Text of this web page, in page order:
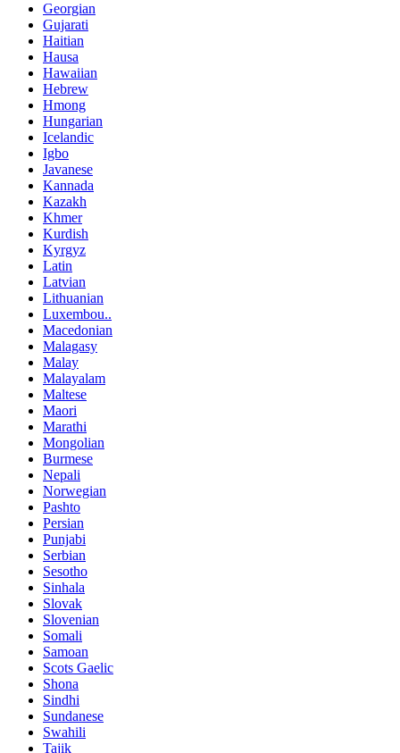
Georgian
Gujarati
Haitian
Hausa
Hawaiian
Hebrew
Hmong
Hungarian
Icelandic
Igbo
Javanese
Kannada
Kazakh
Khmer
Kurdish
Kyrgyz
Latin
Latvian
Lithuanian
Luxembou..
Macedonian
Malagasy
Malay
Malayalam
Maltese
Maori
Marathi
Mongolian
Burmese
Nepali
Norwegian
Pashto
Persian
Punjabi
Serbian
Sesotho
Sinhala
Slovak
Slovenian
Somali
Samoan
Scots Gaelic
Shona
Sindhi
Sundanese
Swahili
Tajik